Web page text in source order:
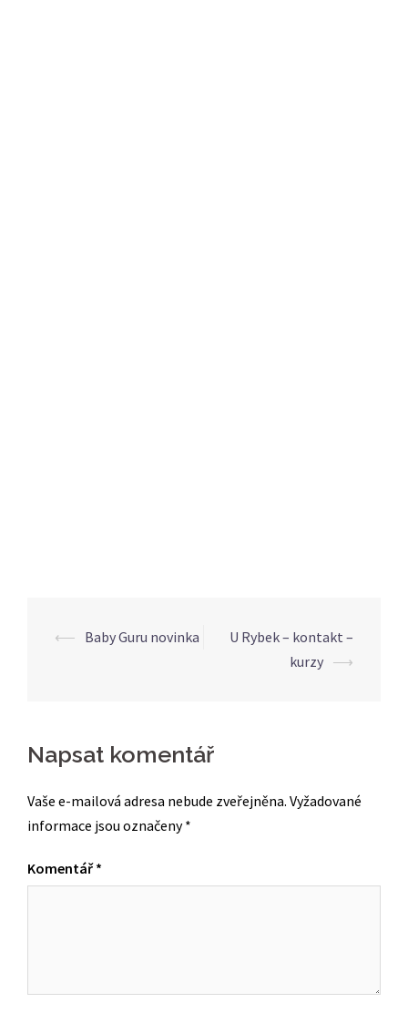
Post
⟵ Baby Guru novinka
U Rybek – kontakt –
kurzy ⟶
Napsat komentář
Vaše e-mailová adresa nebude zveřejněna. Vyžadované
informace jsou označeny*
Komentář*